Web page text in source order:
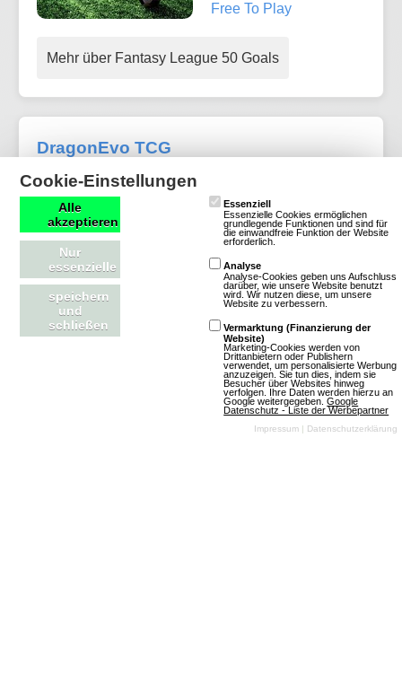
Free To Play
Mehr über Fantasy League 50 Goals
DragonEvo TCG
2 Bewertungen
Spiel offline
Browsergames
Trading Cards
Fantasy
2D
Free To Play
Cookie-Einstellungen
Alle
akzeptieren
Nur
essenzielle
speichern
und
schließen
Essenziell
Essenzielle Cookies ermöglichen
grundlegende Funktionen und sind für
die einwandfreie Funktion der Website
erforderlich.
Analyse
Analyse-Cookies geben uns Aufschluss
darüber, wie unsere Website benutzt
wird. Wir nutzen diese, um unsere
Website zu verbessern.
Vermarktung (Finanzierung der
Website)
Marketing-Cookies werden von
Drittanbietern oder Publishern
verwendet, um personalisierte Werbung
anzuzeigen. Sie tun dies, indem sie
Besucher über Websites hinweg
verfolgen. Ihre Daten werden hierzu an
Google weitergegeben.Google
Datenschutz - Liste der Werbepartner
Impressum | Datenschutzerklärung